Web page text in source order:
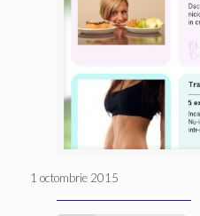
1 octombrie 2015